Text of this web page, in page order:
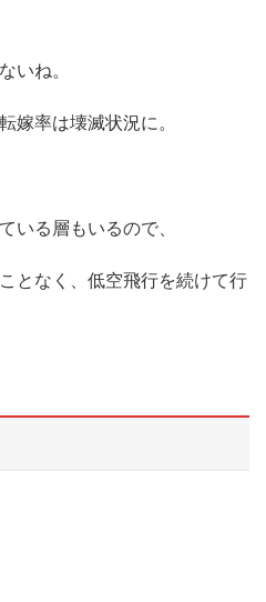
いね。
嫁率は壊滅状況に。
いる層もいるので、
となく、低空飛行を続けて行